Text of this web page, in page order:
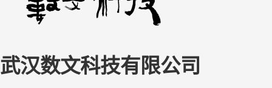
武汉数文科技有限公司